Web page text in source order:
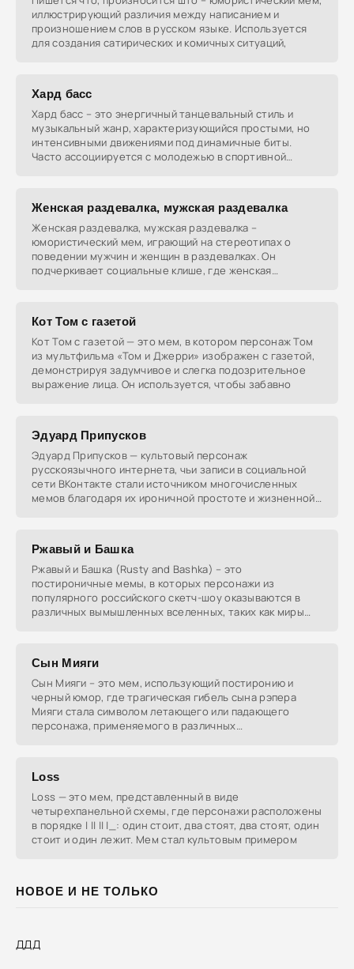
НОВОЕ И НЕ ТОЛЬКО
ДДД
иллюстрирующий различия между написанием и
произношением слов в русском языке. Используется
для создания сатирических и комичных ситуаций,
Хард басс
Хард басс – это энергичный танцевальный стиль и
музыкальный жанр, характеризующийся простыми, но
интенсивными движениями под динамичные биты.
Часто ассоциируется с молодежью в спортивной
Женская раздевалка, мужская раздевалка
Женская раздевалка, мужская раздевалка –
юмористический мем, играющий на стереотипах о
поведении мужчин и женщин в раздевалках. Он
подчеркивает социальные клише, где женская
Кот Том с газетой
Кот Том с газетой — это мем, в котором персонаж Том
из мультфильма «Том и Джерри» изображен с газетой,
демонстрируя задумчивое и слегка подозрительное
выражение лица. Он используется, чтобы забавно
Эдуард Припусков
Эдуард Припусков — культовый персонаж
русскоязычного интернета, чьи записи в социальной
сети ВКонтакте стали источником многочисленных
мемов благодаря их ироничной простоте и жизненной
Ржавый и Башка
Ржавый и Башка (Rusty and Bashka) – это
постироничные мемы, в которых персонажи из
популярного российского скетч-шоу оказываются в
различных вымышленных вселенных, таких как миры
Сын Мияги
Сын Мияги – это мем, использующий постиронию и
черный юмор, где трагическая гибель сына рэпера
Мияги стала символом летающего или падающего
персонажа, применяемого в различных
Loss
Loss — это мем, представленный в виде
четырехпанельной схемы, где персонажи расположены
в порядке | || || |_: один стоит, два стоят, два стоят, один
стоит и один лежит. Мем стал культовым примером